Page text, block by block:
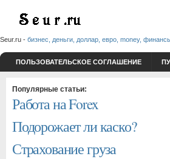
Seur.ru - бизнес, деньги, доллар, евро, money,
ПОЛЬЗОВАТЕЛЬСКОЕ СОГЛАШЕНИЕ
Популярные статьи:
Работа на Forex
Подорожает ли каско?
Страхование груза